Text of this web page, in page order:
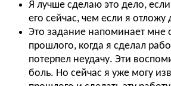
Я лучше сделаю это дело,
его сейчас, чем если я отложу
Это задание напоминает мне
прошлого, когда я сделал
потерпел неудачу. Эти
боль. Но сейчас я уже могу